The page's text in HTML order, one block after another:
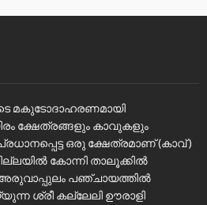
മകുടോദാഹരണമായി
ക്ഷേത്രങ്ങളും കാവുകളും
ഒരു ക്ഷേത്രമാണ് (കാവ് )
കോന്നി താലൂക്കിൽ
പഞ്ചായത്തിൽ
ശ്രീ കല്ലേലി ഊരാളി